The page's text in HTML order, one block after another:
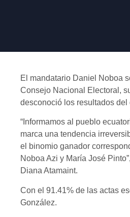
El mandatario Daniel Noboa
Consejo Nacional Electoral,
desconoció los resultados del
“Informamos al pueblo
marca una tendencia
el binomio ganador
Noboa Azi y María José
Diana Atamaint.
Con el 91.41% de las actas
González.